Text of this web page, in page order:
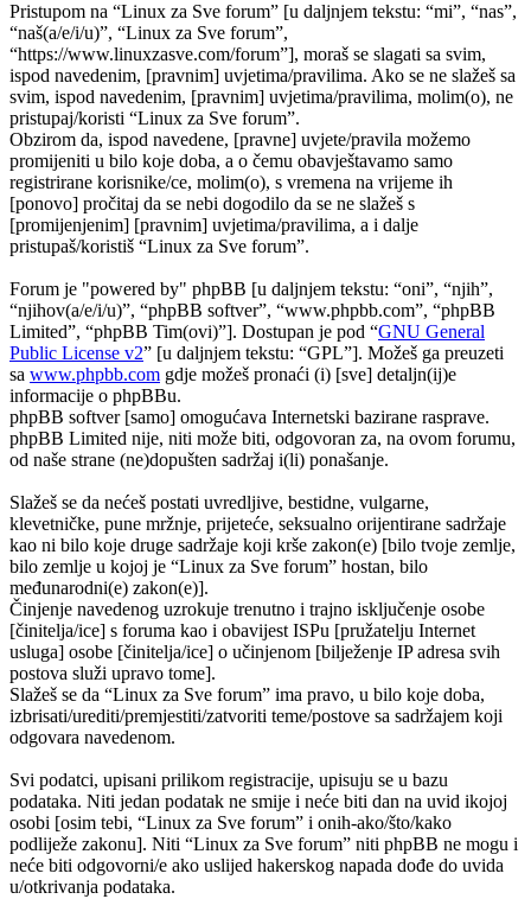
Pristupom na “Linux za Sve forum” [u daljnjem tekstu: “mi”, “nas”,
“naš(a/e/i/u)”, “Linux za Sve forum”,
“https://www.linuxzasve.com/forum”], moraš se slagati sa svim,
ispod navedenim, [pravnim] uvjetima/pravilima. Ako se ne slažeš sa
svim, ispod navedenim, [pravnim] uvjetima/pravilima, molim(o), ne
pristupaj/koristi “Linux za Sve forum”.
Obzirom da, ispod navedene, [pravne] uvjete/pravila možemo
promijeniti u bilo koje doba, a o čemu obavještavamo samo
registrirane korisnike/ce, molim(o), s vremena na vrijeme ih
[ponovo] pročitaj da se nebi dogodilo da se ne slažeš s
[promijenjenim] [pravnim] uvjetima/pravilima, a i dalje
pristupaš/koristiš “Linux za Sve forum”.
Forum je "powered by" phpBB [u daljnjem tekstu: “oni”, “njih”,
“njihov(a/e/i/u)”, “phpBB softver”, “www.phpbb.com”, “phpBB
Limited”, “phpBB Tim(ovi)”]. Dostupan je pod “GNU General
Public License v2” [u daljnjem tekstu: “GPL”]. Možeš ga preuzeti
sa www.phpbb.com gdje možeš pronaći (i) [sve] detaljn(ij)e
informacije o phpBBu.
phpBB softver [samo] omogućava Internetski bazirane rasprave.
phpBB Limited nije, niti može biti, odgovoran za, na ovom forumu,
od naše strane (ne)dopušten sadržaj i(li) ponašanje.
Slažeš se da nećeš postati uvredljive, bestidne, vulgarne,
klevetničke, pune mržnje, prijeteće, seksualno orijentirane sadržaje
kao ni bilo koje druge sadržaje koji krše zakon(e) [bilo tvoje zemlje,
bilo zemlje u kojoj je “Linux za Sve forum” hostan, bilo
međunarodni(e) zakon(e)].
Činjenje navedenog uzrokuje trenutno i trajno isključenje osobe
[činitelja/ice] s foruma kao i obavijest ISPu [pružatelju Internet
usluga] osobe [činitelja/ice] o učinjenom [bilježenje IP adresa svih
postova služi upravo tome].
Slažeš se da “Linux za Sve forum” ima pravo, u bilo koje doba,
izbrisati/urediti/premjestiti/zatvoriti teme/postove sa sadržajem koji
odgovara navedenom.
Svi podatci, upisani prilikom registracije, upisuju se u bazu
podataka. Niti jedan podatak ne smije i neće biti dan na uvid ikojoj
osobi [osim tebi, “Linux za Sve forum” i onih-ako/što/kako
podliježe zakonu]. Niti “Linux za Sve forum” niti phpBB ne mogu i
neće biti odgovorni/e ako uslijed hakerskog napada dođe do uvida
u/otkrivanja podataka.